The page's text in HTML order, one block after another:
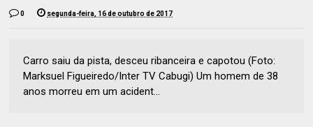
0 segunda-feira, 16 de outubro de 2017
Carro saiu da pista, desceu ribanceira e capotou (Foto:
Marksuel Figueiredo/Inter TV Cabugi) Um homem de 38
anos morreu em um acident...